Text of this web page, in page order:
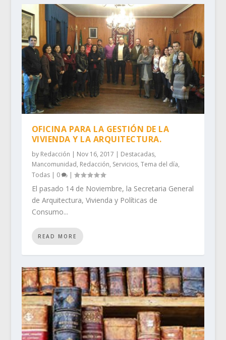
OFICINA PARA LA GESTIÓN DE LA
VIVIENDA Y LA ARQUITECTURA.
by Redacción | Nov 16, 2017 | Destacadas,
Mancomunidad, Redacción, Servicios, Tema del día,
Todas| 0 |
El pasado 14 de Noviembre, la Secretaria General
de Arquitectura, Vivienda y Políticas de
Consumo...
READ MORE